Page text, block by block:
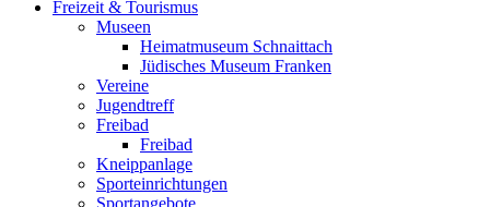
Freizeit & Tourismus
Museen
Heimatmuseum Schnaittach
Jüdisches Museum Franken
Vereine
Jugendtreff
Freibad
Freibad
Kneippanlage
Sporteinrichtungen
Sportangebote